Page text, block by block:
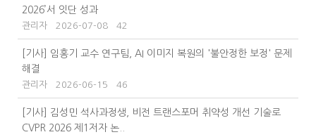
2026’서 잇단 성과
관리자 2026-07-08 42
[기사] 임홍기 교수 연구팀, AI 이미지 복원의 '불안정한 보정' 문제
해결
관리자 2026-06-15 46
[기사] 김성민 석사과정생, 비전 트랜스포머 취약성 개선 기술로
CVPR 2026 제1저자 논..